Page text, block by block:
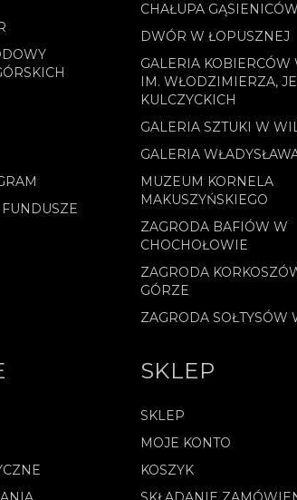
CHAŁUPA
DWÓR W ŁOPUSZNEJ
GALERIA KOBIERCÓW
IM. WŁODZIMIERZA,
KULCZYCKICH
GALERIA SZTUKI W
GALERIA
MUZEUM KORNELA
MAKUSZYŃSKIEGO
ZAGRODA BAFIÓW W
CHOCHOŁOWIE
ZAGRODA
GÓRZE
ZAGRODA SOŁTYSÓW
SKLEP
SKLEP
MOJE KONTO
KOSZYK